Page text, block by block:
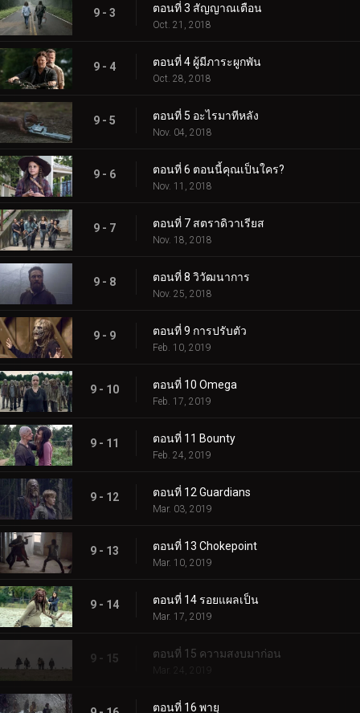
9 - 3 ตอนที่ 3 สัญญาณเตือน
Oct. 21, 2018
9 - 4 ตอนที่ 4 ผู้มีภาระผูกพัน
Oct. 28, 2018
9 - 5 ตอนที่ 5 อะไรมาทีหลัง
Nov. 04, 2018
9 - 6 ตอนที่ 6 ตอนนี้คุณเป็นใคร?
Nov. 11, 2018
9 - 7 ตอนที่ 7 สตราดิวาเรียส
Nov. 18, 2018
9 - 8 ตอนที่ 8 วิวัฒนาการ
Nov. 25, 2018
9 - 9 ตอนที่ 9 การปรับตัว
Feb. 10, 2019
9 - 10 ตอนที่ 10 Omega
Feb. 17, 2019
9 - 11 ตอนที่ 11 Bounty
Feb. 24, 2019
9 - 12 ตอนที่ 12 Guardians
Mar. 03, 2019
9 - 13 ตอนที่ 13 Chokepoint
Mar. 10, 2019
9 - 14 ตอนที่ 14 รอยแผลเป็น
Mar. 17, 2019
9 - 15 ตอนที่ 15 ความสงบมาก่อน
Mar. 24, 2019
ตอนที่ 16 พายุ